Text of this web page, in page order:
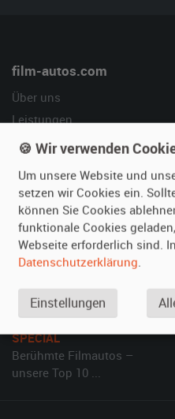
film-autos.com
Über uns
Leistungen
Referenzen
Vermieten
Oldtimer anmelden
Fotos senden
Inserat verwalten
SPECIAL
Berühmte Filmautos –
unsere Top 10 ...
🍪 Wir verwenden
Um unsere Website und
setzen wir Cookies ein.
können Sie Cookies
funktionale Cookies
Webseite erforderlich sind.
Datenschutzerklärung.
Einstellungen